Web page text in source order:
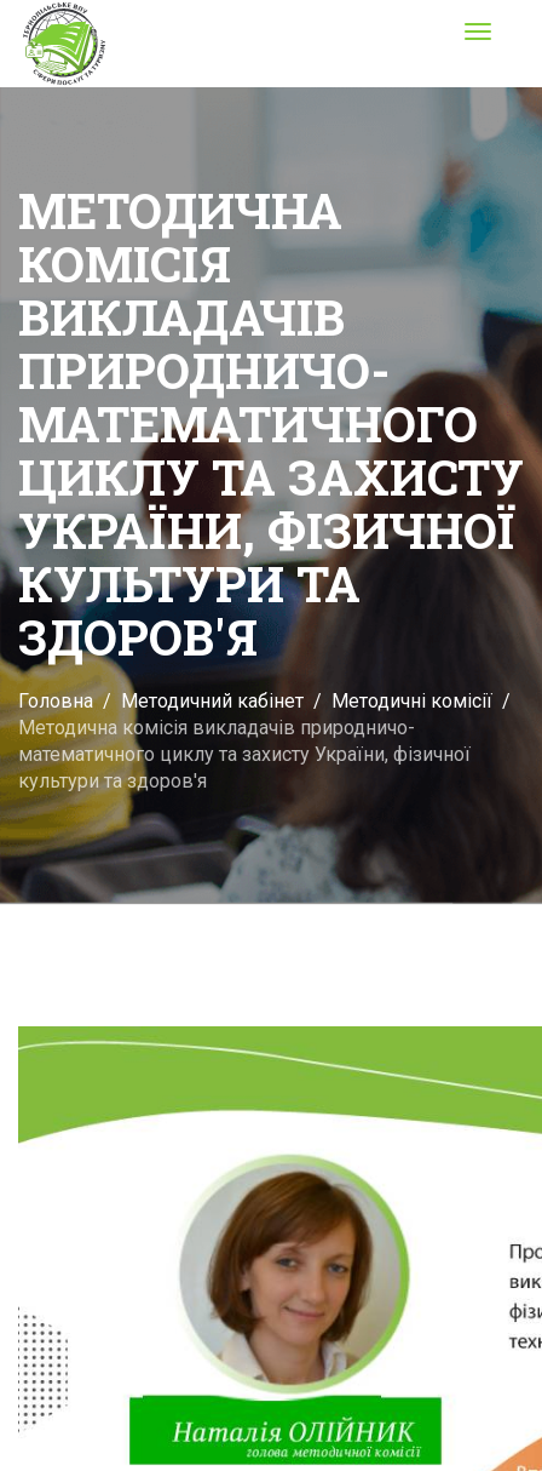
Toggle
МЕТОДИЧНА
КОМІСІЯ
ВИКЛАДАЧІВ
ПРИРОДНИЧО-
МАТЕМАТИЧНОГО
ЦИКЛУ ТА ЗАХИСТУ
УКРАЇНИ, ФІЗИЧНОЇ
КУЛЬТУРИ ТА
ЗДОРОВ'Я
Головна Методичний кабінет
Методичні комісії
Методична комісія викладачів природничо-
математичного циклу та захисту України, фізичної
культури та здоров'я